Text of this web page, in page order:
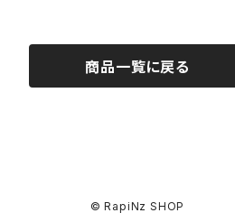
商品一覧に戻る
© RapiNz SHOP